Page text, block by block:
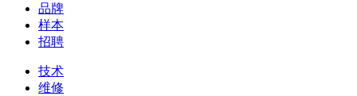
品牌
样本
招聘
技术
维修